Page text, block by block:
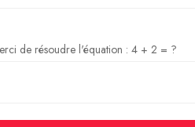
de résoudre l'équation : 4 + 2 = ?